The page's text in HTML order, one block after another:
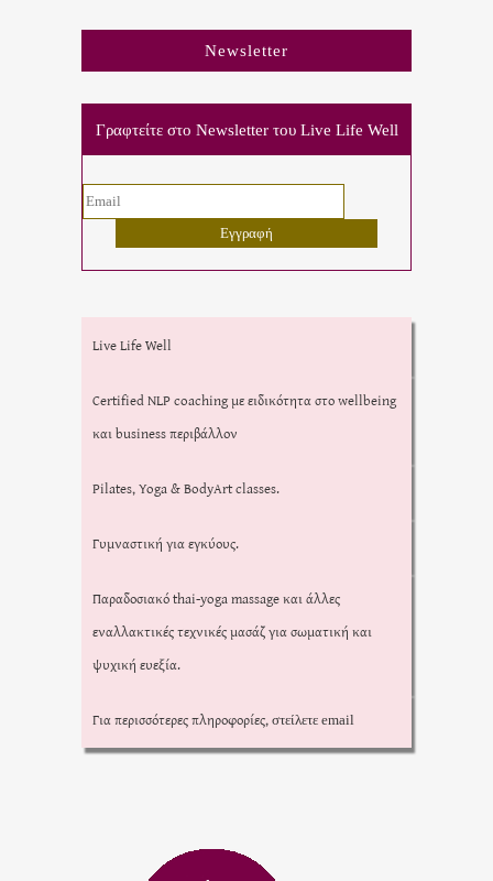
Newsletter
Γραφτείτε στο Newsletter του Live Life Well
Live Life Well
Certified NLP coaching με ειδικότητα στο wellbeing
και business περιβάλλον
Pilates, Yoga & BodyArt classes.
Γυμναστική για εγκύους.
Παραδοσιακό thai-yoga massage και άλλες
εναλλακτικές τεχνικές μασάζ για σωματική και
ψυχική ευεξία.
Για περισσότερες πληροφορίες, στείλετε email